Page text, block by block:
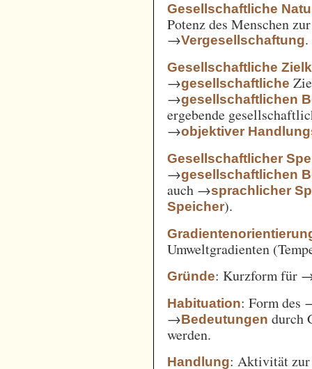
Gesellschaftliche
Potenz des Menschen
→Vergesellschaftung.
Gesellschaftliche
→gesellschaftliche
→gesellschaftlichen
ergebende
→objektiver
Gesellschaftlicher
→gesellschaftlichen
auch →sprachlicher
Speicher).
Umweltgradienten
Gründe: Kurzform für
Habituation: Form des
→Bedeutungen durch
werden.
Handlung: Aktivität zur